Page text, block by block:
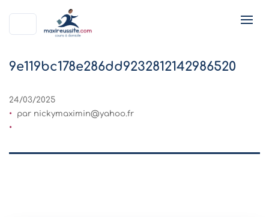
9e119bc178e286dd9232812142986520
24/03/2025
par nickymaximin@yahoo.fr